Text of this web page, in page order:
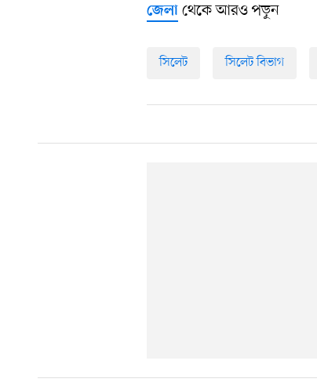
জেলা থেকে আরও পড়ুন
সিলেট সিলেট বিভাগ